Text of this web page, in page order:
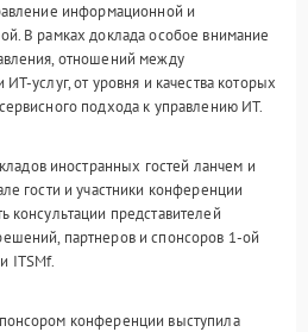
информационной и
В рамках доклада особое внимание
отношений между
услуг, от уровня и качества которых
подхода к управлению ИТ.
иностранных гостей ланчем и
гости и участники конференции
консультации представителей
партнеров и спонсоров 1-ой
ITSMf.
конференции выступила